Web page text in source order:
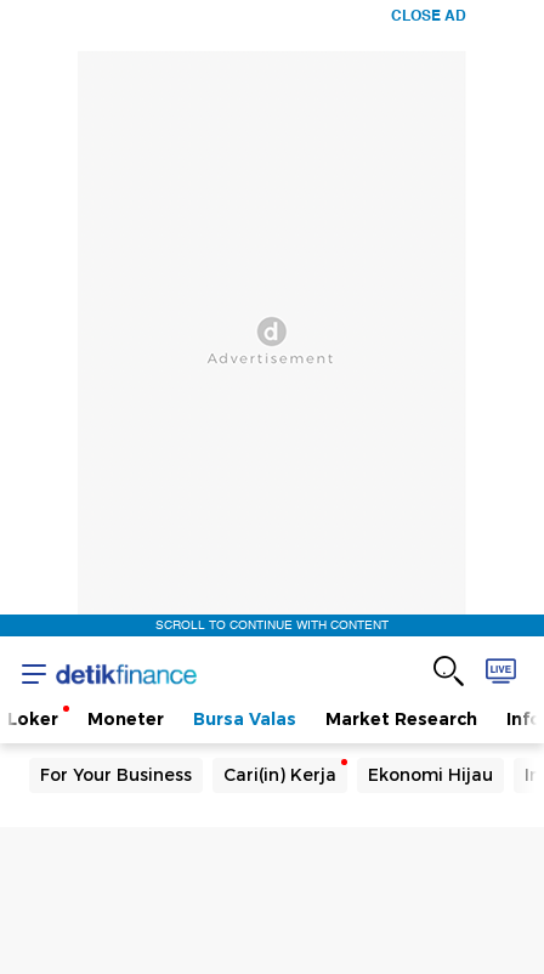
CLOSE AD
SCROLL TO CONTINUE WITH CONTENT
Loker Moneter Bursa Valas Market Research
For Your Business Cari(in) Kerja Ekonomi Hijau